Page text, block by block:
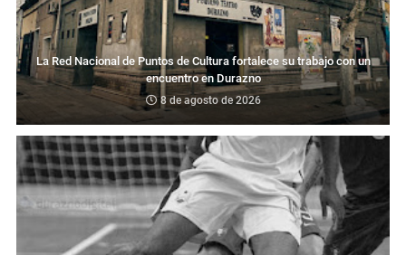
La Red Nacional de Puntos de Cultura fortalece su trabajo con un
encuentro en Durazno
8 de agosto de 2026